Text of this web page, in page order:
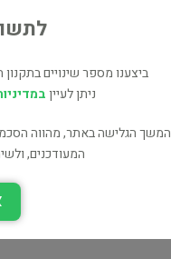
ביצענו מספר שינויים
ניתן לעיין
המשך הגלישה באתר, מהווה
המעודכנים,